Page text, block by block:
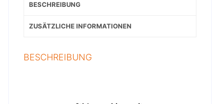
BESCHREIBUNG
ZUSÄTZLICHE INFORMATIONEN
BESCHREIBUNG